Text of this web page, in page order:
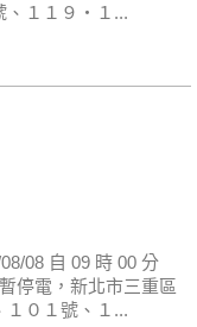
、１１９‧１...
08 自 09 時 00 分
停電，新北市三重區
１０１號、１...